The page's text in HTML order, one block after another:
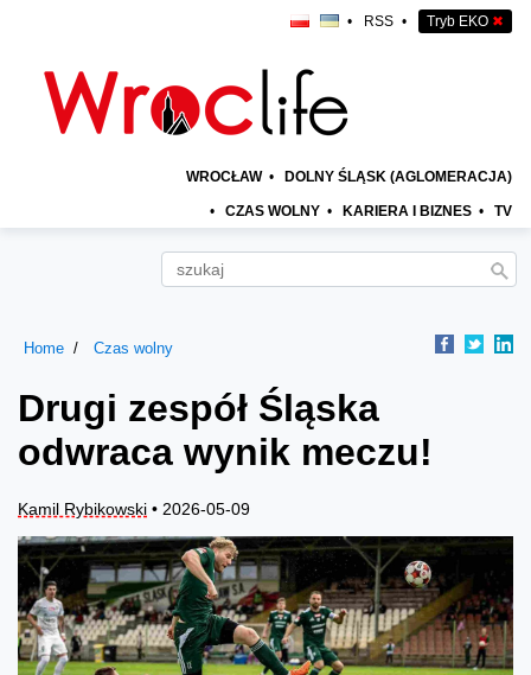
• RSS • Tryb EKO ✖
WROCŁAW • DOLNY ŚLĄSK (AGLOMERACJA)
• CZAS WOLNY • KARIERA I BIZNES • TV
Home Czas wolny
Drugi zespół Śląska
odwraca wynik meczu!
Kamil Rybikowski • 2026-05-09